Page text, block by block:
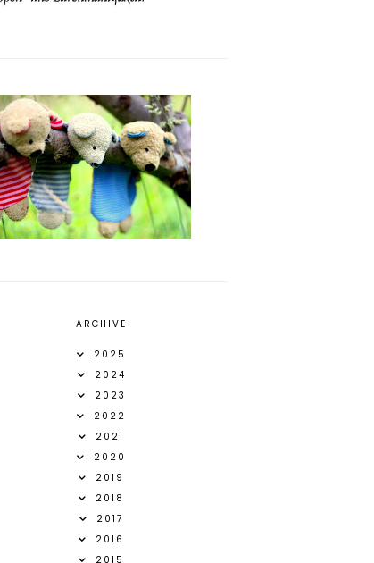
ARCHIVE
2025
2024
2023
2022
2021
2020
2019
2018
2017
2016
2015